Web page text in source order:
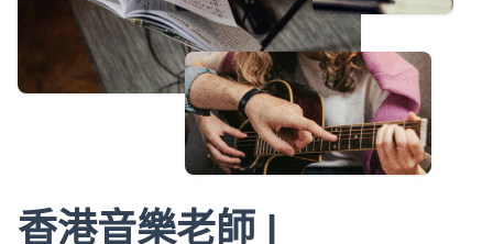
香港音樂老師 |